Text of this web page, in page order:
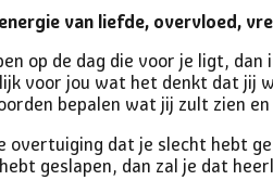
van liefde, overvloed,
op de dag die voor je ligt,
voor jou wat het denkt dat jij
bepalen wat jij zult zien
overtuiging dat je slecht hebt
geslapen, dan zal je dat